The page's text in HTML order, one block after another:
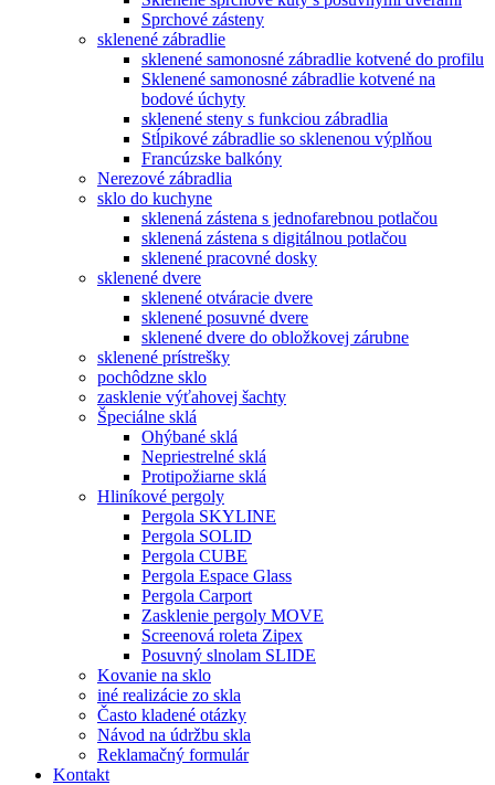
Sprchové zásteny
sklenené zábradlie
sklenené samonosné zábradlie kotvené do profilu
Sklenené samonosné zábradlie kotvené na
bodové úchyty
sklenené steny s funkciou zábradlia
Stĺpikové zábradlie so sklenenou výplňou
Francúzske balkóny
Nerezové zábradlia
sklo do kuchyne
sklenená zástena s jednofarebnou potlačou
sklenená zástena s digitálnou potlačou
sklenené pracovné dosky
sklenené dvere
sklenené otváracie dvere
sklenené posuvné dvere
sklenené dvere do obložkovej zárubne
sklenené prístrešky
pochôdzne sklo
zasklenie výťahovej šachty
Špeciálne sklá
Ohýbané sklá
Nepriestrelné sklá
Protipožiarne sklá
Hliníkové pergoly
Pergola SKYLINE
Pergola SOLID
Pergola CUBE
Pergola Espace Glass
Pergola Carport
Zasklenie pergoly MOVE
Screenová roleta Zipex
Posuvný slnolam SLIDE
Kovanie na sklo
iné realizácie zo skla
Často kladené otázky
Návod na údržbu skla
Reklamačný formulár
Kontakt